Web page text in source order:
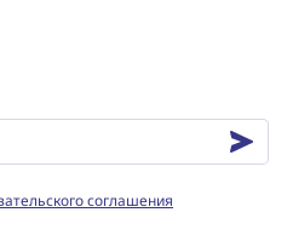
соглашения